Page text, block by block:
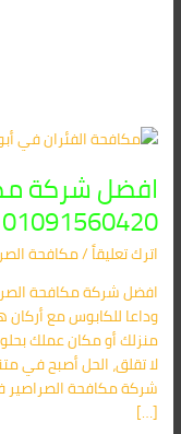
افضل شركة
01091560420 – وداعا للحشرات مع أركان
اترك تعليقاً/مكافحة
افضل شركة مكافحة
وداعا للكابوس مع
منزلك أو مكان عملك
لا تقلق، الحل أصبح في
شركة مكافحة الصراصير
[…]
افضل
مكافحة
الصراصير
في
حلوان
01091560420
–
وداعا
للحشرات
مع
أركان